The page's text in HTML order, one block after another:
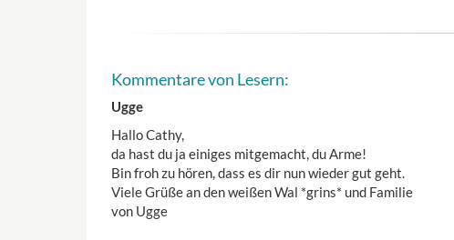
Kommentare von Lesern:
Ugge
Hallo Cathy,
da hast du ja einiges mitgemacht, du Arme!
Bin froh zu hören, dass es dir nun wieder gut geht.
Viele Grüße an den weißen Wal *grins* und Familie
von Ugge